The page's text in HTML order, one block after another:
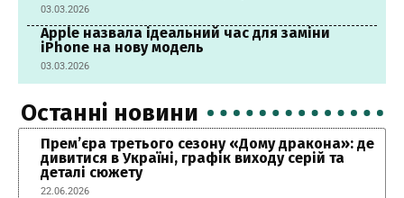
03.03.2026
Apple назвала ідеальний час для заміни
iPhone на нову модель
03.03.2026
Останні новини
Прем’єра третього сезону «Дому дракона»: де
дивитися в Україні, графік виходу серій та
деталі сюжету
22.06.2026